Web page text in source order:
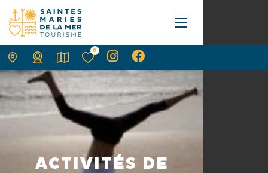
ACTIVITÉS DE
0